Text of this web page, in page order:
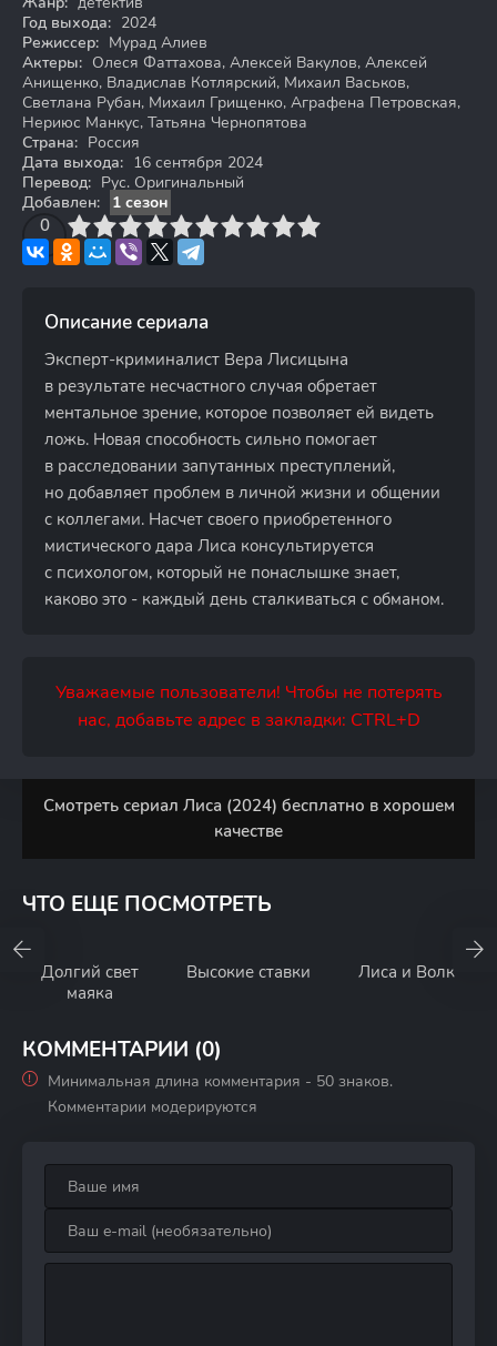
Год выхода: 2024
Режиссер: Мурад Алиев
Актеры: Олеся Фаттахова, Алексей Вакулов, Алексей
Анищенко, Владислав Котлярский, Михаил Васьков,
Светлана Рубан, Михаил Грищенко, Аграфена Петровская,
Нериюс Манкус, Татьяна Чернопятова
Страна: Россия
Дата выхода: 16 сентября 2024
Перевод: Рус. Оригинальный
Добавлен:
1 сезон
0
4 6 7 8 9 10
Описание сериала
Эксперт-криминалист Вера Лисицына
в результате несчастного случая обретает
ментальное зрение, которое позволяет ей видеть
ложь. Новая способность сильно помогает
в расследовании запутанных преступлений,
но добавляет проблем в личной жизни и общении
с коллегами. Насчет своего приобретенного
мистического дара Лиса консультируется
с психологом, который не понаслышке знает,
каково это - каждый день сталкиваться с обманом.
Уважаемые пользователи! Чтобы не потерять
нас, добавьте адрес в закладки: CTRL+D
Смотреть сериал Лиса (2024) бесплатно в хорошем
качестве
ЧТО ЕЩЕ ПОСМОТРЕТЬ
Долгий свет
маяка
Высокие ставки Лиса и Волк
КОММЕНТАРИИ (0)
Минимальная длина комментария - 50 знаков.
Комментарии модерируются